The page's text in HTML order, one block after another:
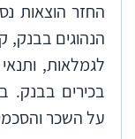
החזר הוצאות
הנהוגים בבנק,
לגמלאות,
בכירים בבנק.
על השכר